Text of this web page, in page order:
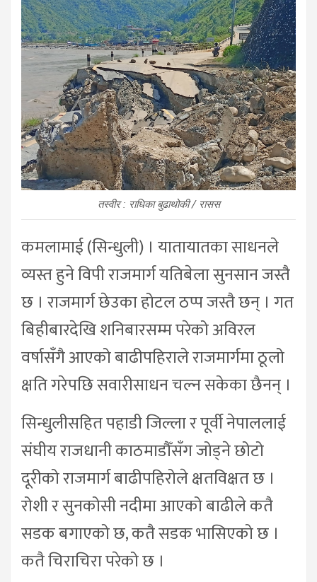
तस्वीर : राधिका बुढाथोकी / रासस
कमलामाई (सिन्धुली) । यातायातका साधनले
व्यस्त हुने विपी राजमार्ग यतिबेला सुनसान जस्तै
छ । राजमार्ग छेउका होटल ठप्प जस्तै छन् । गत
बिहीबारदेखि शनिबारसम्म परेको अविरल
वर्षासँगै आएको बाढीपहिराले राजमार्गमा ठूलो
क्षति गरेपछि सवारीसाधन चल्न सकेका छैनन् ।
सिन्धुलीसहित पहाडी जिल्ला र पूर्वी नेपाललाई
संघीय राजधानी काठमाडौँसँग जोड्ने छोटो
दूरीको राजमार्ग बाढीपहिरोले क्षतविक्षत छ ।
रोशी र सुनकोसी नदीमा आएको बाढीले कतै
सडक बगाएको छ, कतै सडक भासिएको छ ।
कतै चिराचिरा परेको छ ।